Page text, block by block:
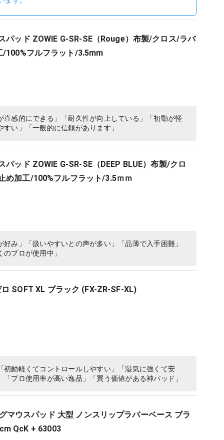
パッド ZOWIE G-SR-SE（Rouge）布製/クロス/ラバ
100%フルフラット/3.5mm
感的にできる」「耐久性が向上している」「初動が軽
い」「一般的に信頼があります」
パッド ZOWIE G-SR-SE（DEEP BLUE）布製/クロ
め加工/100%フルフラット/3.5ｍｍ
み」「扱いやすいとの声が多い」「品薄で入手困難」
プロが使用中」
SOFT XL ブラック (FX-ZR-SF-XL)
動軽くてコントロールしやすい」「湿気に強くて安
プロ使用率が高い逸品」「買う価値がある神パッド」
マウスパッド 大型 ノンスリップラバーベース ブラ
QcK + 63003